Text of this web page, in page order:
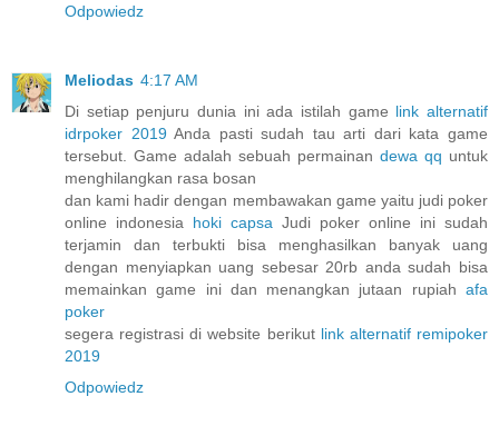
Odpowiedz
Meliodas 4:17 AM
Di setiap penjuru dunia ini ada istilah game link alternatif
idrpoker 2019Anda pasti sudah tau arti dari kata game
tersebut. Game adalah sebuah permainan dewa qq untuk
menghilangkan rasa bosan
dan kami hadir dengan membawakan game yaitu judi poker
online indonesia hoki capsa Judi poker online ini sudah
terjamin dan terbukti bisa menghasilkan banyak uang
dengan menyiapkan uang sebesar 20rb anda sudah bisa
memainkan game ini dan menangkan jutaan rupiah afa
poker
segera registrasi di website berikut link alternatif remipoker
2019
Odpowiedz